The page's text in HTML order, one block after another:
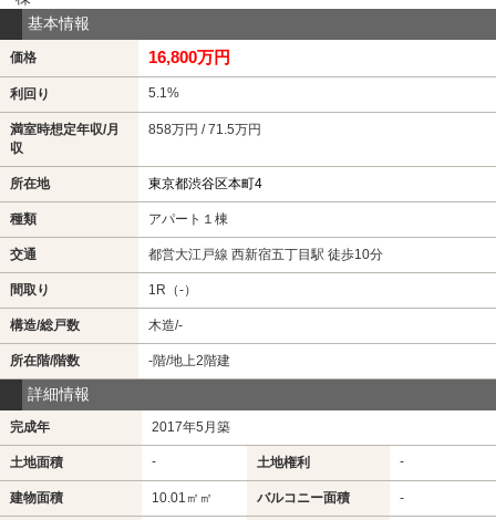
基本情報
価格 16,800万円
利回り 5.1%
満室時想定年収/月
収
858万円 / 71.5万円
所在地 東京都渋谷区本町4
種類 アパート１棟
交通 都営大江戸線 西新宿五丁目駅 徒歩10分
間取り 1R（-）
構造/総戸数 木造/-
所在階/階数 -階/地上2階建
詳細情報
完成年 2017年5月築
土地面積 - 土地権利 -
建物面積 10.01㎡㎡ バルコニー面積 -